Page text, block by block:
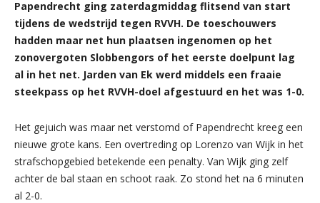
Papendrecht ging zaterdagmiddag flitsend van start
tijdens de wedstrijd tegen RVVH. De toeschouwers
hadden maar net hun plaatsen ingenomen op het
zonovergoten Slobbengors of het eerste doelpunt lag
al in het net. Jarden van Ek werd middels een fraaie
steekpass op het RVVH-doel afgestuurd en het was 1-0.
Het gejuich was maar net verstomd of Papendrecht kreeg een
nieuwe grote kans. Een overtreding op Lorenzo van Wijk in het
strafschopgebied betekende een penalty. Van Wijk ging zelf
achter de bal staan en schoot raak. Zo stond het na 6 minuten
al 2-0.